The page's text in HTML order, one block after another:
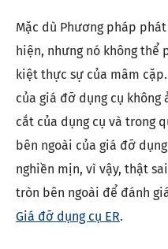
Mặc dù Phương pháp
hiện, nhưng nó không thể
kiệt thực sự của mâm
của giá đỡ dụng cụ không
cắt của dụng cụ và trong
bên ngoài của giá đỡ
nghiền mịn, vì vậy, thật
tròn bên ngoài để đánh
Giá đỡ dụng cụ ER.